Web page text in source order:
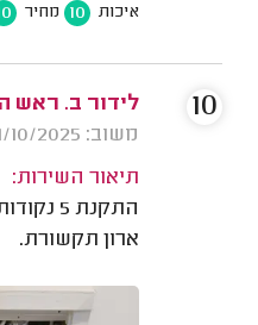
איכות 10 מחיר
לידור ב. ראש
משוב: 21/10/2025
תיאור השירות:
התקנת
ארון תקשורת.
10